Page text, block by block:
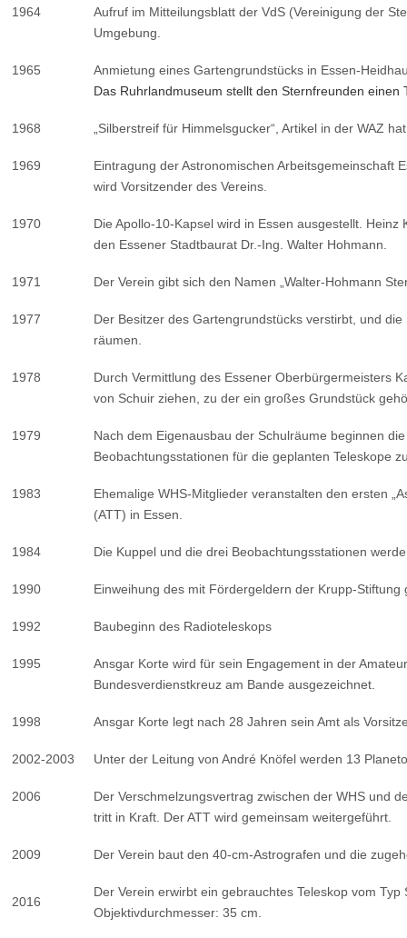
1964
Aufruf im Mitteilungsblatt der VdS (Vereinigung der
Umgebung.
1965
Anmietung eines Gartengrundstücks in Essen-
Das Ruhrlandmuseum stellt den Sternfreunden einen
1968 „Silberstreif für Himmelsgucker“, Artikel in der WAZ
1969
Eintragung der Astronomischen Arbeitsgemeinschaft
wird Vorsitzender des Vereins.
1970
Die Apollo-10-Kapsel wird in Essen ausgestellt.
den Essener Stadtbaurat Dr.-Ing. Walter Hohmann.
1971 Der Verein gibt sich den Namen „Walter-Hohmann
1977
Der Besitzer des Gartengrundstücks verstirbt, und
räumen.
1978
Durch Vermittlung des Essener Oberbürgermeisters
von Schuir ziehen, zu der ein großes Grundstück
1979
Nach dem Eigenausbau der Schulräume beginnen
Beobachtungsstationen für die geplanten Teleskope
1983
Ehemalige WHS-Mitglieder veranstalten den ersten
(ATT) in Essen.
1984 Die Kuppel und die drei Beobachtungsstationen
1990 Einweihung des mit Fördergeldern der Krupp-
1992 Baubeginn des Radioteleskops
1995
Ansgar Korte wird für sein Engagement in der
Bundesverdienstkreuz am Bande ausgezeichnet.
1998 Ansgar Korte legt nach 28 Jahren sein Amt als
2002-2003 Unter der Leitung von André Knöfel werden 13
2006
Der Verschmelzungsvertrag zwischen der WHS und
tritt in Kraft. Der ATT wird gemeinsam weitergeführt.
2009 Der Verein baut den 40-cm-Astrografen und die
2016
Der Verein erwirbt ein gebrauchtes Teleskop vom Typ
Objektivdurchmesser: 35 cm.